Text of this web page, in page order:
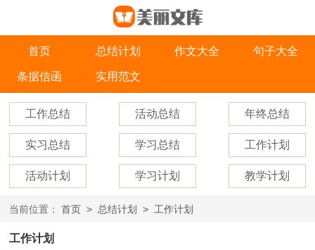
首页 总结计划 作文大全 句子大全
条据信函 实用范文
工作总结 活动总结 年终总结
实习总结 学习总结 工作计划
活动计划 学习计划 教学计划
当前位置： 首页 > 总结计划 > 工作计划
工作计划